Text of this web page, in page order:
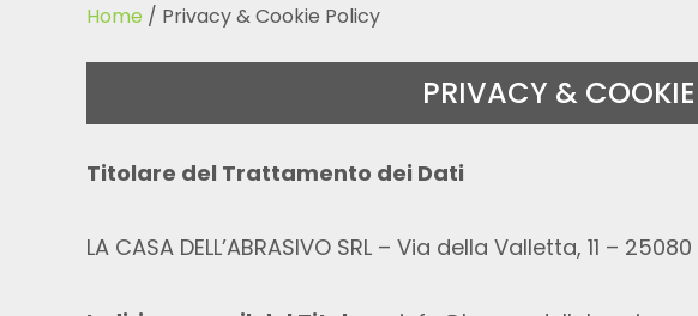
Home / Privacy & Cookie Policy
PRIVACY &
Titolare del Trattamento dei Dati
LA CASA DELL’ABRASIVO SRL – Via della Valletta, 11 –